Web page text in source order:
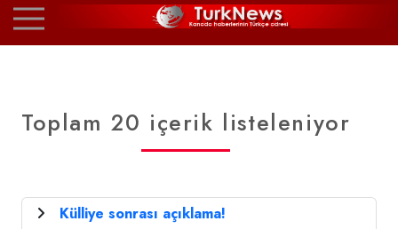
Toplam 20 içerik listeleniyor
Külliye sonrası açıklama!